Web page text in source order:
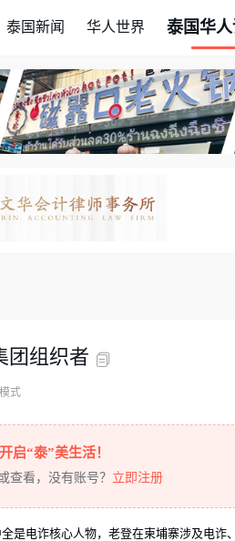
泰国新闻 华人世界 泰国华
团组织者
式
启“泰”美生活！
查看，没有账号？ 立即注册
是电诈核心人物，老登在柬埔寨涉及电诈